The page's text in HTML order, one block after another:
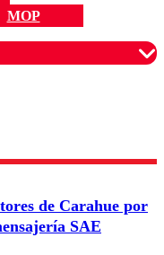
MOP
garantizar un
de Carahue por
SAE